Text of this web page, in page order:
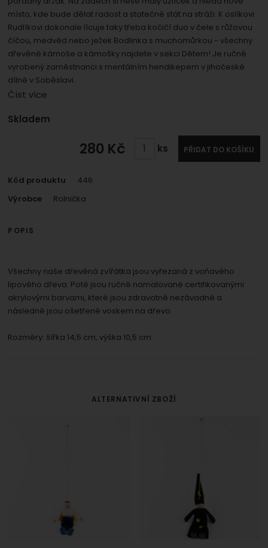
Povoleno
Zobrazit
Tyto cookies nám umožňují měření výkonu našeho webu i
našich reklamních kampaní. Jejich pomocí určujeme
počet návštěv a zdroje návštěv našich internetových
stránek. Data získaná pomocí těchto cookies
schopni identifikovat konkrétní uživatele našeho webu.
Marketingové
Marketingové-abychom vás neobtěžovali
nevhodnou reklamou
Povoleno
Marketingové cookies používáme my nebo naši partneři,
abychom vám mohli zobrazit vhodné obsahy nebo
reklamy jak na našich stránkách, tak na stránkách třetích
stran.
místo, kde bude dělat radost a statečně stát na stráži. K oslíkovi
Rudlíkovi dokonale lícuje taky třeba kočičí duo v čele s růžovou
číčou, medvěd nebo ježek Bodlinka s muchomůrkou - všechny
dřevěné kámoše a kámošky najdete v sekci Dětem! Je ručně
vyrobený zaměstnanci s mentálním hendikepem v jihočeské
dílně v Soběslavi.
Číst více
Dostupnost:
Skladem
280 Kč ks PŘIDAT DO KOŠÍKU
Kód produktu
446
Výrobce
Rolnička
POPIS
Všechny naše dřevěná zvířátka jsou vyřezaná z voňavého
lipového dřeva. Poté jsou ručně namalované certifikovanými
akrylovými barvami, které jsou zdravotně nezávadné a
následně jsou ošetřené voskem na dřevo.
Rozměry: šířka 14,5 cm, výška 10,5 cm.
ALTERNATIVNÍ ZBOŽÍ